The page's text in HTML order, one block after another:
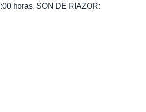
horas, SON DE RIAZOR: